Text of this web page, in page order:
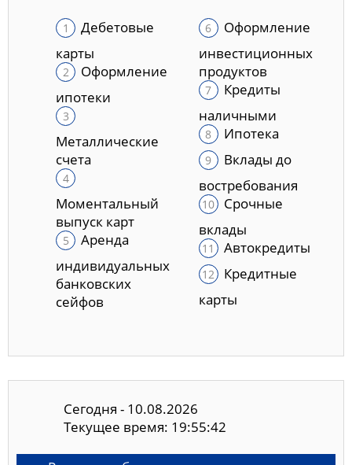
Дебетовые
карты
Оформление
ипотеки
Металлические
счета
Моментальный
выпуск карт
Аренда
индивидуальных
банковских
сейфов
Оформление
инвестиционных
продуктов
Кредиты
наличными
Ипотека
Вклады до
востребования
Срочные
вклады
Автокредиты
Кредитные
карты
Сегодня - 10.08.2026
Текущее время: 19:55:42